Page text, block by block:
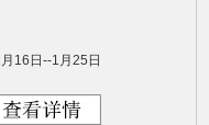
16日--1月25日